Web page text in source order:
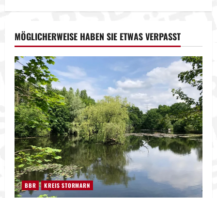
MÖGLICHERWEISE HABEN SIE ETWAS VERPASST
BBR KREIS STORMARN